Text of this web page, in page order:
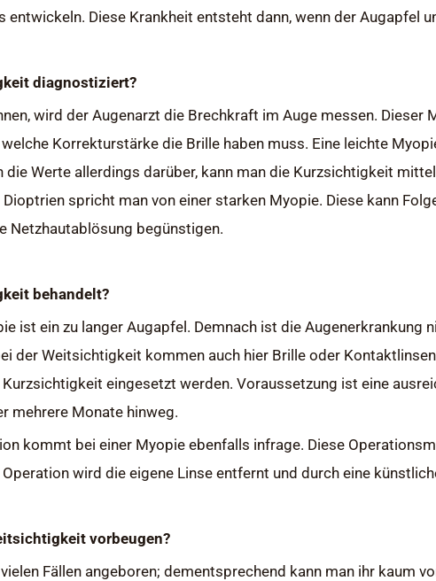
entwickeln. Diese Krankheit entsteht dann, wenn der Augapfel
diagnostiziert?
wird der Augenarzt die Brechkraft im Auge messen.
Korrekturstärke die Brille haben muss. Eine leichte
die Werte allerdings darüber, kann man die Kurzsichtigkeit
spricht man von einer starken Myopie. Diese kann
Netzhautablösung begünstigen.
behandelt?
ist ein zu langer Augapfel. Demnach ist die Augenerkrankung
der Weitsichtigkeit kommen auch hier Brille oder
eingesetzt werden. Voraussetzung ist eine
mehrere Monate hinweg.
kommt bei einer Myopie ebenfalls infrage. Diese
wird die eigene Linse entfernt und durch eine
vorbeugen?
Fällen angeboren; dementsprechend kann man ihr kaum